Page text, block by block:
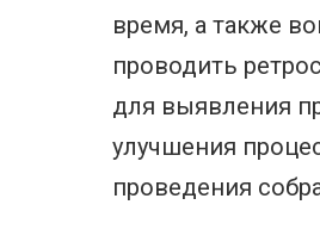
время, а также
проводить
для выявления
улучшения
проведения